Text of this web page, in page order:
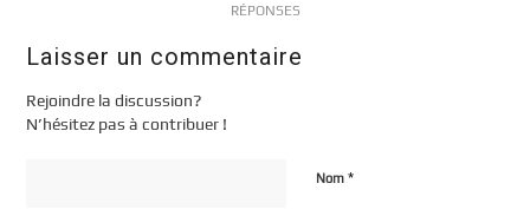
RÉPONSES
Laisser un commentaire
Rejoindre la discussion?
N’hésitez pas à contribuer !
Nom*